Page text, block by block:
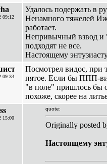
09:12
Удалось подержать в
Ненамного тяжелей
работает.
Непривычный взвод и
подходят не все.
Настоящему
09:33
Посмотрел видос, при
пятое. Если бы ППП-
"в поле" пришлось бы
похоже, скорее на
15:00
quote:
Originally posted
Настоящему